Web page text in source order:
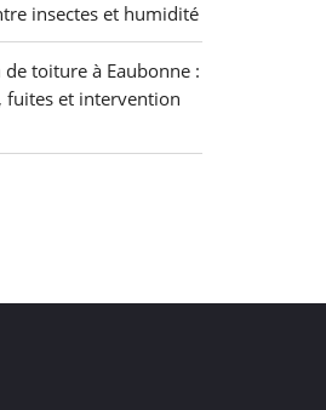
insectes et humidité
de toiture à Eaubonne :
fuites et intervention